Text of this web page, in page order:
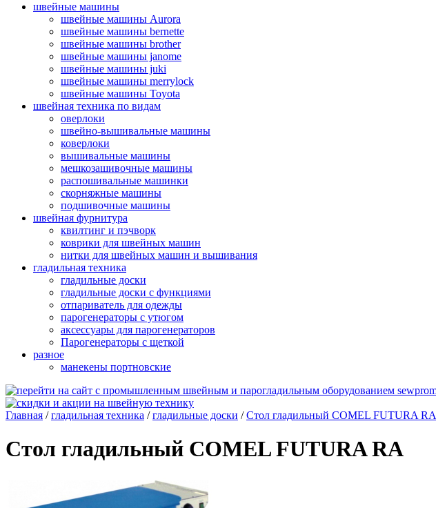
швейные машины
швейные машины Aurora
швейные машины bernette
швейные машины brother
швейные машины janome
швейные машины juki
швейные машины merrylock
швейные машины Toyota
швейная техника по видам
оверлоки
швейно-вышивальные машины
коверлоки
вышивальные машины
мешкозашивочные машины
распошивальные машинки
скорняжные машины
подшивочные машины
швейная фурнитура
квилтинг и пэчворк
коврики для швейных машин
нитки для швейных машин и вышивания
гладильная техника
гладильные доски
гладильные доски с функциями
отпариватель для одежды
парогенераторы с утюгом
аксессуары для парогенераторов
Парогенераторы с щеткой
разное
манекены портновские
Главная /гладильная техника /гладильные доски /Стол гладильный COMEL FUTURA RA
Стол гладильный COMEL FUTURA RA